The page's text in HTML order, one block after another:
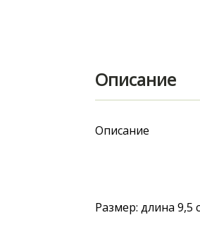
Описание
Описание
Размер: длина 9,5